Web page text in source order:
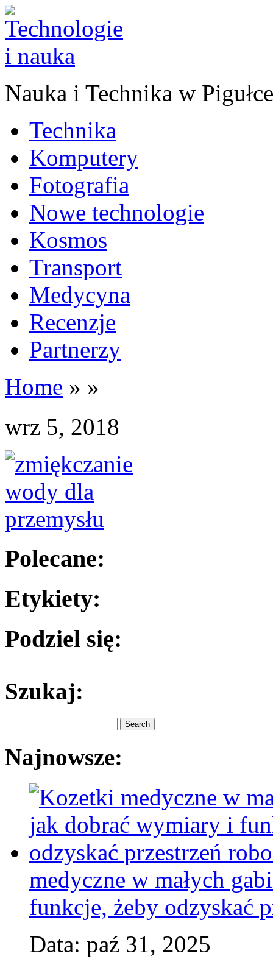
Nauka i Technika w Pigułce
Technika
Komputery
Fotografia
Nowe technologie
Kosmos
Transport
Medycyna
Recenzje
Partnerzy
Home » »
wrz 5, 2018
Polecane:
Etykiety:
Podziel się:
Szukaj:
Najnowsze:
medyczne w małych
funkcje, żeby odzyskać
Data: paź 31, 2025